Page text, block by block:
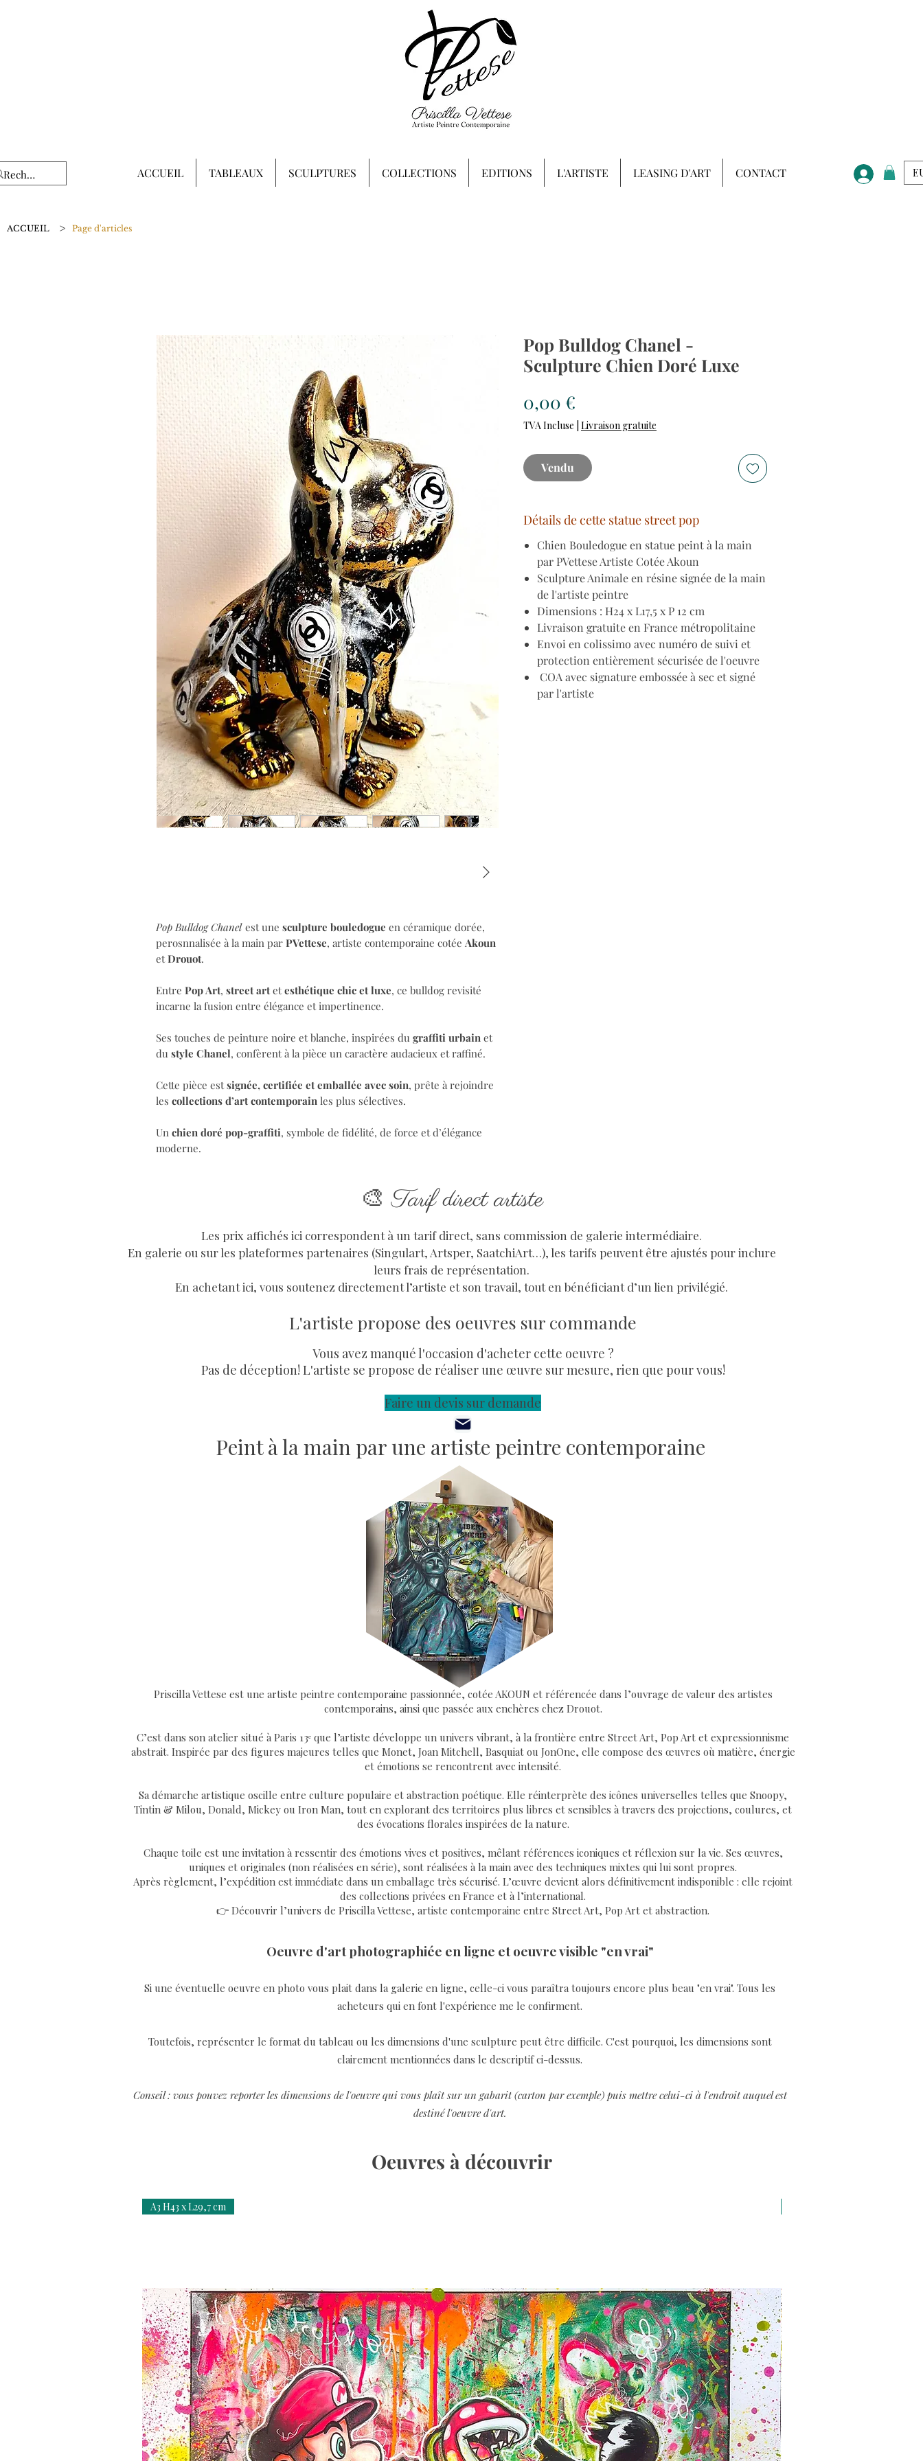
ACCUEIL > Page d'articles
Pop Bulldog Chanel est une sculpture bouledogue en céramique dorée,
perosnnalisée à la main par PVettese, artiste contemporaine cotée Akoun
etDrouot.
Entre Pop Art, street art etesthétique chic et luxe, ce bulldog revisité
incarne la fusion entre élégance et impertinence.
Ses touches de peinture noire et blanche, inspirées du graffiti urbain et
du style Chanel, confèrent à la pièce un caractère audacieux et raffiné.
Cette pièce estsignée, certifiée et emballée avec soin, prête à rejoindre
les collections d’art contemporain les plus sélectives.
Un chien doré pop-graffiti, symbole de fidélité, de force et d’élégance
moderne.
Pop Bulldog Chanel -
Sculpture Chien Doré Luxe
0,00 €
TVA Incluse Livraison gratuite
Vendu
Détails de cette statue street pop
Chien Bouledogue en statue peint à la main
par PVettese Artiste Cotée Akoun
Sculpture Animale en résine signée de la main
de l'artiste peintre
Dimensions : H24 x L17,5 x P 12 cm
Livraison gratuite en France métropolitaine
Envoi en colissimo avec numéro de suivi et
protection entièrement sécurisée de l'oeuvre
COA avec signature embossée à sec et signé
par l'artiste
🎨 Tarif direct artiste
Les prix affichés ici correspondent à un tarif direct, sans commission de galerie intermédiaire.
En galerie ou sur les plateformes partenaires (Singulart, Artsper, SaatchiArt…), les tarifs peuvent être ajustés pour inclure
leurs frais de représentation.
En achetant ici, vous soutenez directement l’artiste et son travail, tout en bénéficiant d’un lien privilégié.
L'artiste propose des oeuvres sur commande
Vous avez manqué l'occasion d'acheter cette oeuvre ?
Pas de déception! L'artiste se propose de réaliser une œuvre sur mesure, rien que pour vous!
Faire un devis sur demande
Peint à la main par une artiste peintre contemporaine
Priscilla Vettese est une artiste peintre contemporaine passionnée, cotée AKOUN et référencée dans l’ouvrage de valeur des artistes
contemporains, ainsi que passée aux enchères chez Drouot.
C’est dans son atelier situé à Paris 13ᵉ que l’artiste développe un univers vibrant, à la frontière entre Street Art, Pop Art et expressionnisme
abstrait. Inspirée par des figures majeures telles que Monet, Joan Mitchell, Basquiat ou JonOne, elle compose des œuvres où matière, énergie
et émotions se rencontrent avec intensité.
Sa démarche artistique oscille entre culture populaire et abstraction poétique. Elle réinterprète des icônes universelles telles que Snoopy,
Tintin & Milou, Donald, Mickey ou Iron Man, tout en explorant des territoires plus libres et sensibles à travers des projections, coulures, et
des évocations florales inspirées de la nature.
Chaque toile est une invitation à ressentir des émotions vives et positives, mêlant références iconiques et réflexion sur la vie. Ses œuvres,
uniques et originales (non réalisées en série), sont réalisées à la main avec des techniques mixtes qui lui sont propres.
Après règlement, l’expédition est immédiate dans un emballage très sécurisé. L’œuvre devient alors définitivement indisponible : elle rejoint
des collections privées en France et à l’international.
👉 Découvrir l’univers de Priscilla Vettese, artiste contemporaine entre Street Art, Pop Art et abstraction.
Oeuvre d'art photographiée en ligne et oeuvre visible "en vrai"
Si une éventuelle oeuvre en photo vous plait dans la galerie en ligne, celle-ci vous paraîtra toujours encore plus beau "en vrai". Tous les
acheteurs qui en font l'expérience me le confirment.
Toutefois, représenter le format du tableau ou les dimensions d'une sculpture peut être difficile. C'est pourquoi, les dimensions sont
clairement mentionnées dans le descriptif ci-dessus.
Conseil : vous pouvez reporter les dimensions de l'oeuvre qui vous plaît sur un gabarit (carton par exemple) puis mettre celui-ci à l'endroit auquel est
destiné l'oeuvre d'art.
Oeuvres à découvrir
A3 H43 x L29,7 cm
ACCUEIL TABLEAUX SCULPTURES COLLECTIONS EDITIONS L'ARTISTE LEASING D'ART CONTACT